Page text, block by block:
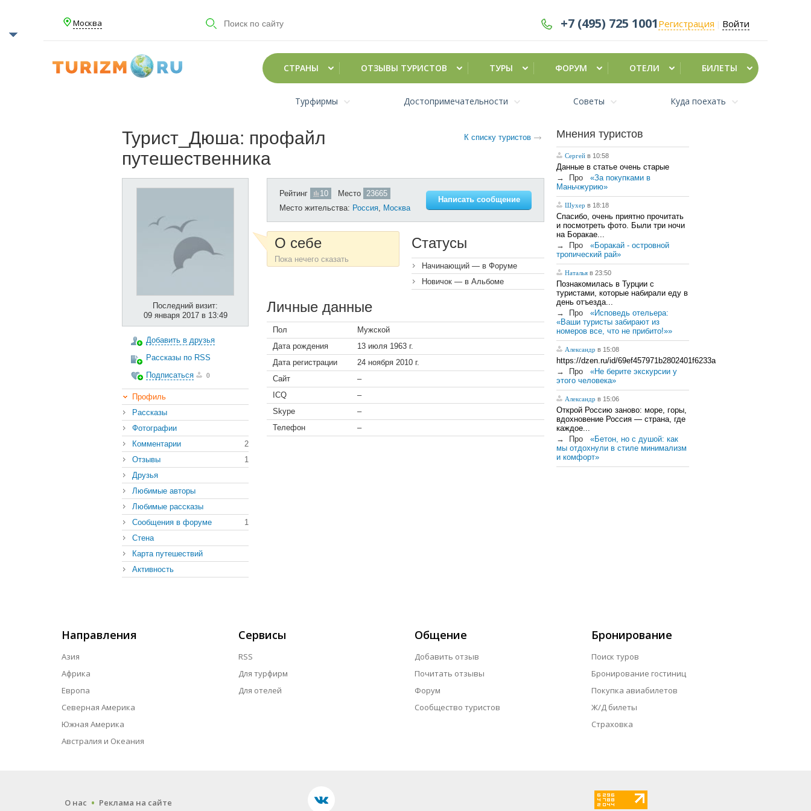
Москва +7 (495) 725 1001 Регистрация Войти
СТРАНЫ ОТЗЫВЫ ТУРИСТОВ ТУРЫ ФОРУМ ОТЕЛИ БИЛЕТЫ
Турфирмы Достопримечательности Советы Куда поехать
К списку туристов
Турист_Дюша: профайл
путешественника
Последний визит:
09 января 2017 в 13:49
Добавить в друзья
Рассказы по RSS
Подписаться
0
Профиль
Рассказы
Фотографии
Комментарии
2
Отзывы
1
Друзья
Любимые авторы
Любимые рассказы
Сообщения в форуме
1
Стена
Карта путешествий
Активность
Рейтинг 10 Место 23665
Место жительства: Россия, Москва
Написать сообщение
О себе
Пока нечего сказать
Статусы
Начинающий — в Форуме
Новичок — в Альбоме
Личные данные
Пол
Мужской
Дата рождения
13 июля 1963 г.
Дата регистрации
24 ноября 2010 г.
Сайт
–
ICQ
–
Skype
–
Телефон
–
Мнения туристов
Сергей в 10:58
Данные в статье очень старые
→
Про
«За покупками в
Маньчжурию»
Шухер в 18:18
Спасибо, очень приятно прочитать
и посмотреть фото. Были три ночи
на Боракае...
→
Про
«Боракай - островной
тропический рай»
Наталья в 23:50
Познакомилась в Турции с
туристами, которые набирали еду в
день отъезда...
→
Про
«Исповедь отельера:
«Ваши туристы забирают из
номеров все, что не прибито!»»
Александр в 15:08
https://dzen.ru/id/69ef457971b2802401f6233a
→
Про
«Не берите экскурсии у
этого человека»
Александр в 15:06
Открой Россию заново: море, горы,
вдохновение Россия — страна, где
каждое...
→
Про
«Бетон, но с душой: как
мы отдохнули в стиле минимализм
и комфорт»
Направления
Азия
Африка
Европа
Северная Америка
Южная Америка
Австралия и Океания
Сервисы
RSS
Для турфирм
Для отелей
Общение
Добавить отзыв
Почитать отзывы
Форум
Сообщество туристов
Бронирование
Поиск туров
Бронирование гостиниц
Покупка авиабилетов
Ж/Д билеты
Страховка
О нас . Реклама на сайте